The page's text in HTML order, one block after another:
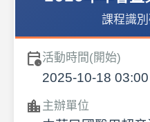
課程識
calendar_clock活動時間(開始)
2025-10-18 03:00
location_city 主辦單位